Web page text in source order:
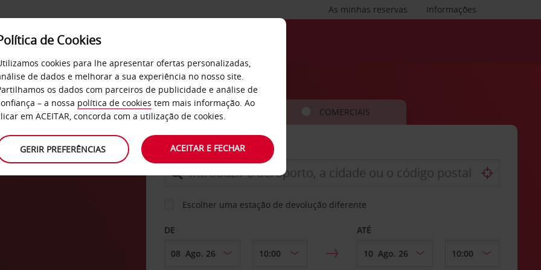
Informações
As minhas reservas
SERVIÇOS EMPRESAS
CARRO COMERCIAIS
LEVANTAR EM
Escolher uma estação de devolução diferente
DE ATÉ
de Cookies
cookies para lhe apresentar ofertas personalizadas,
de dados e melhorar a sua experiência no nosso site.
os dados com parceiros de publicidade e análise de
– a nossa política de cookies tem mais informação. Ao
em ACEITAR, concorda com a utilização de cookies.
GERIR PREFERÊNCIAS ACEITAR E FECHAR